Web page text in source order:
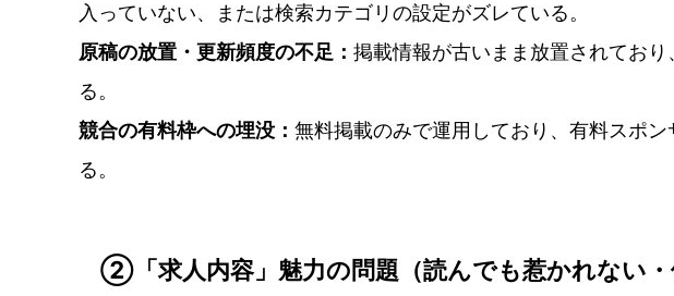
入っていない、または検索カテゴリの設定がズレている。
原稿の放置・更新頻度の不足： 掲載情報が古いまま放置されてお
る。
競合の有料枠への埋没： 無料掲載のみで運用しており、有料スポ
る。
②「求人内容」魅力の問題（読んでも惹かれない・